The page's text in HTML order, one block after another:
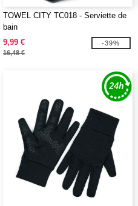
TOWEL CITY TC018 - Serviette de
bain
9,99 €
16,48 €
-39%